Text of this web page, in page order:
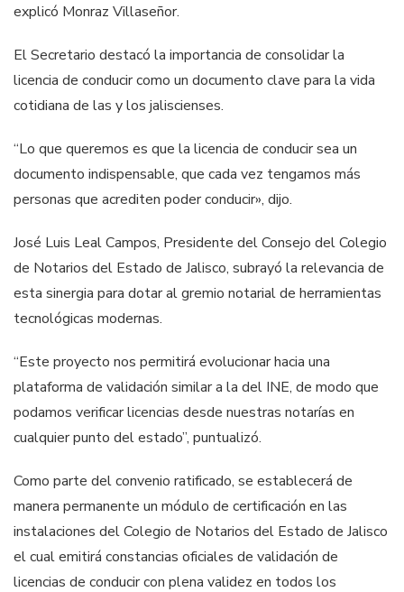
explicó Monraz Villaseñor.
El Secretario destacó la importancia de consolidar la
licencia de conducir como un documento clave para la vida
cotidiana de las y los jaliscienses.
“Lo que queremos es que la licencia de conducir sea un
documento indispensable, que cada vez tengamos más
personas que acrediten poder conducir», dijo.
José Luis Leal Campos, Presidente del Consejo del Colegio
de Notarios del Estado de Jalisco, subrayó la relevancia de
esta sinergia para dotar al gremio notarial de herramientas
tecnológicas modernas.
“Este proyecto nos permitirá evolucionar hacia una
plataforma de validación similar a la del INE, de modo que
podamos verificar licencias desde nuestras notarías en
cualquier punto del estado”, puntualizó.
Como parte del convenio ratificado, se establecerá de
manera permanente un módulo de certificación en las
instalaciones del Colegio de Notarios del Estado de Jalisco
el cual emitirá constancias oficiales de validación de
licencias de conducir con plena validez en todos los